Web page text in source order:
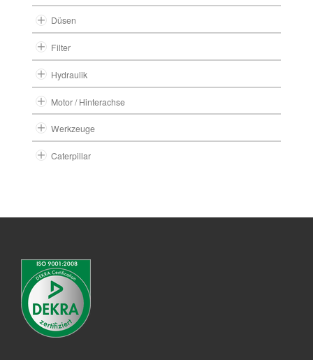
Düsen
Filter
Hydraulik
Motor / Hinterachse
Werkzeuge
Caterpillar